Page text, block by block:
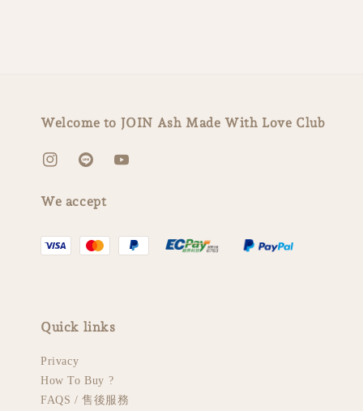
Welcome to JOIN Ash Made With Love Club
We accept
Quick links
Privacy
How To Buy ?
FAQS / 售後服務